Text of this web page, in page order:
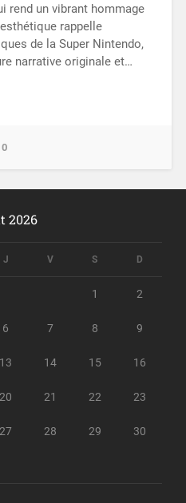
rend un vibrant hommage
rappelle
de la Super Nintendo,
narrative originale et…
0
2026
J V S D
1 2
6 7 8 9
13 14 15 16
20 21 22 23
27 28 29 30